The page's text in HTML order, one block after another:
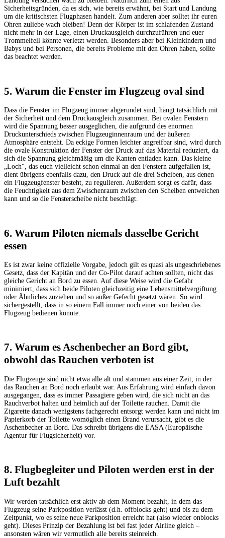
Sicherheitsgründen, da es sich, wie bereits erwähnt, bei Start und Landung
um die kritischsten Flugphasen handelt. Zum anderen aber solltet ihr euren
Ohren zuliebe wach bleiben! Denn der Körper ist im schlafenden Zustand
nicht mehr in der Lage, einen Druckausgleich durchzuführen und euer
Trommelfell könnte verletzt werden. Besonders aber bei Kleinkindern und
Babys und bei Personen, die bereits Probleme mit den Ohren haben, sollte
das beachtet werden.
5. Warum die Fenster im Flugzeug oval sind
Dass die Fenster im Flugzeug immer abgerundet sind, hängt tatsächlich mit
der Sicherheit und dem Druckausgleich zusammen. Bei ovalen Fenstern
wird die Spannung besser ausgeglichen, die aufgrund des enormen
Druckunterschieds zwischen Flugzeuginnenraum und der äußeren
Atmosphäre entsteht. Da eckige Formen leichter angreifbar sind, wird durch
die ovale Konstruktion der Fenster der Druck auf das Material reduziert, da
sich die Spannung gleichmäßig um die Kanten entladen kann. Das kleine
„Loch“, das euch vielleicht schon einmal an den Fenstern aufgefallen ist,
dient übrigens ebenfalls dazu, den Druck auf die drei Scheiben, aus denen
ein Flugzeugfenster besteht, zu regulieren. Außerdem sorgt es dafür, dass
die Feuchtigkeit aus dem Zwischenraum zwischen den Scheiben entweichen
kann und so die Fensterscheibe nicht beschlägt.
6. Warum Piloten niemals dasselbe Gericht
essen
Es ist zwar keine offizielle Vorgabe, jedoch gilt es quasi als ungeschriebenes
Gesetz, dass der Kapitän und der Co-Pilot darauf achten sollten, nicht das
gleiche Gericht an Bord zu essen. Auf diese Weise wird die Gefahr
minimiert, dass sich beide Piloten gleichzeitig eine Lebensmittelvergiftung
oder Ähnliches zuziehen und so außer Gefecht gesetzt wären. So wird
sichergestellt, dass in so einem Fall immer noch einer von beiden das
Flugzeug bedienen könnte.
7. Warum es Aschenbecher an Bord gibt,
obwohl das Rauchen verboten ist
Die Flugzeuge sind nicht etwa alle alt und stammen aus einer Zeit, in der
das Rauchen an Bord noch erlaubt war. Aus Erfahrung wird einfach davon
ausgegangen, dass es immer Passagiere geben wird, die sich nicht an das
Rauchverbot halten und heimlich auf der Toilette rauchen. Damit die
Zigarette danach wenigstens fachgerecht entsorgt werden kann und nicht im
Papierkorb der Toilette womöglich einen Brand verursacht, gibt es die
Aschenbecher an Bord. Das schreibt übrigens die EASA (Europäische
Agentur für Flugsicherheit) vor.
8. Flugbegleiter und Piloten werden erst in der
Luft bezahlt
Wir werden tatsächlich erst aktiv ab dem Moment bezahlt, in dem das
Flugzeug seine Parkposition verlässt (d.h. offblocks geht) und bis zu dem
Zeitpunkt, wo es seine neue Parkposition erreicht hat (also wieder onblocks
geht). Dieses Prinzip der Bezahlung ist bei fast jeder Airline gleich –
ansonsten wären wir vermutlich alle bereits steinreich.